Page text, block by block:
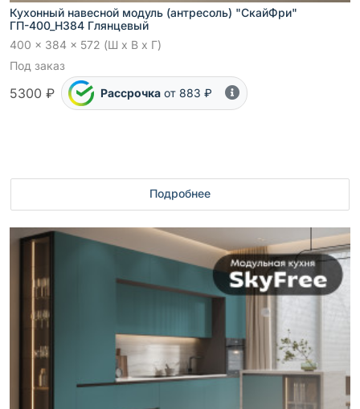
Кухонный навесной модуль (антресоль) "СкайФри"
ГП-400_Н384 Глянцевый
400 x 384 x 572 (Ш x В x Г)
Под заказ
5300 ₽ Рассрочка от 883 ₽
Подробнее